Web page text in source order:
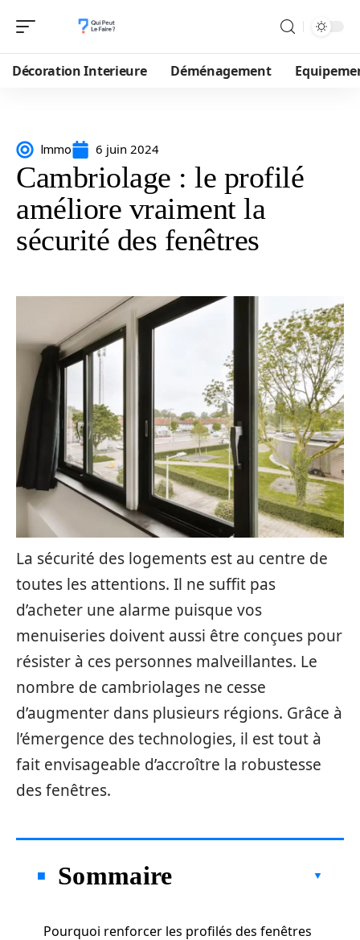
Décoration Interieure Déménagement
Immo 6 juin 2024
Cambriolage : le profilé
améliore vraiment la
sécurité des fenêtres
La sécurité des logements est au centre de
toutes les attentions. Il ne suffit pas
d’acheter une alarme puisque vos
menuiseries doivent aussi être conçues pour
résister à ces personnes malveillantes. Le
nombre de cambriolages ne cesse
d’augmenter dans plusieurs régions. Grâce à
l’émergence des technologies, il est tout à
fait envisageable d’accroître la robustesse
des fenêtres.
Sommaire
Pourquoi renforcer les profilés des fenêtres